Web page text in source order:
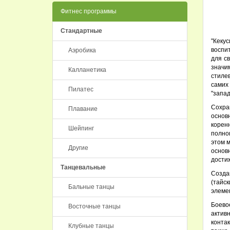
Фитнес программы
Стандартные
Аэробика
Калланетика
Пилатес
Плавание
Шейпинг
Другие
Танцевальные
Бальные танцы
Восточные танцы
Клубные танцы
для
этом